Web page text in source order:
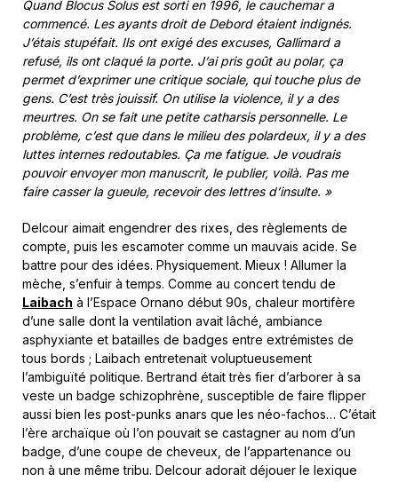
Quand Blocus Solus est sorti en 1996, le cauchemar a
commencé. Les ayants droit de Debord étaient indignés.
J’étais stupéfait. Ils ont exigé des excuses, Gallimard a
refusé, ils ont claqué la porte. J’ai pris goût au polar, ça
permet d’exprimer une critique sociale, qui touche plus de
gens. C’est très jouissif. On utilise la violence, il y a des
meurtres. On se fait une petite catharsis personnelle. Le
problème, c’est que dans le milieu des polardeux, il y a des
luttes internes redoutables. Ça me fatigue. Je voudrais
pouvoir envoyer mon manuscrit, le publier, voilà. Pas me
faire casser la gueule, recevoir des lettres d’insulte. »
Delcour aimait engendrer des rixes, des règlements de
compte, puis les escamoter comme un mauvais acide. Se
battre pour des idées. Physiquement. Mieux ! Allumer la
mèche, s’enfuir à temps. Comme au concert tendu de
Laibach à l’Espace Ornano début 90s, chaleur mortifère
d’une salle dont la ventilation avait lâché, ambiance
asphyxiante et batailles de badges entre extrémistes de
tous bords ; Laibach entretenait voluptueusement
l’ambiguïté politique. Bertrand était très fier d’arborer à sa
veste un badge schizophrène, susceptible de faire flipper
aussi bien les post-punks anars que les néo-fachos… C’était
l’ère archaïque où l’on pouvait se castagner au nom d’un
badge, d’une coupe de cheveux, de l’appartenance ou
non à une même tribu. Delcour adorait déjouer le lexique